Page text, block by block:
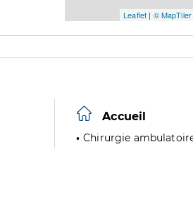
Leaflet | © MapTiler
Accueil
Chirurgie